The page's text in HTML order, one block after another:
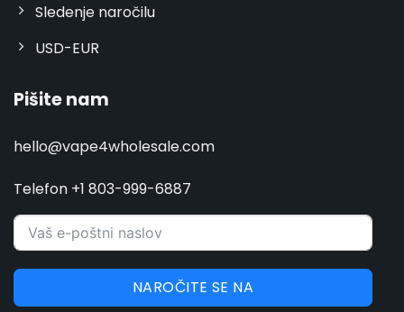
Sledenje naročilu
USD-EUR
Pišite nam
hello@vape4wholesale.com
Telefon +1 803-999-6887
NAROČITE SE NA